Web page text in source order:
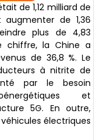
de 1,12 milliard de
de 1,36
plus de 4,83
chiffre, la Chine a
de 36,8 %. Le
à nitrite de
par le besoin
et
5G. En outre,
électriques